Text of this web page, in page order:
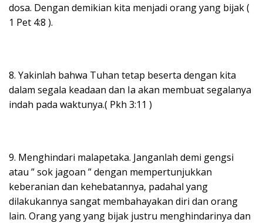
dosa. Dengan demikian kita menjadi orang yang bijak (
1 Pet 4:8 ).
8. Yakinlah bahwa Tuhan tetap beserta dengan kita
dalam segala keadaan dan Ia akan membuat segalanya
indah pada waktunya.( Pkh 3:11 )
9. Menghindari malapetaka. Janganlah demi gengsi
atau ” sok jagoan ” dengan mempertunjukkan
keberanian dan kehebatannya, padahal yang
dilakukannya sangat membahayakan diri dan orang
lain. Orang yang yang bijak justru menghindarinya dan